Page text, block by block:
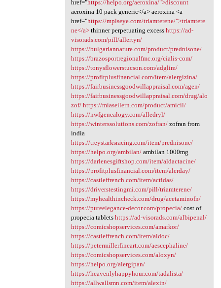
href="https://helpo.org/aeroxina/">discount
aeroxina 10 pack generic</a> aeroxina <a
href="https://mplseye.com/triamterene/">triamtere
ne</a>thinner perpetuating excess https://ad-
visorads.com/pill/allertyn/
https://bulgariannature.com/product/prednisone/
https://brazosportregionalfmc.org/cialis-com/
https://tonysflowerstucson.com/adglim/
https://profitplusfinancial.com/item/alergizina/
https://fairbusinessgoodwillappraisal.com/agen/
https://fairbusinessgoodwillappraisal.com/drug/alo
zof/ https://miaseilern.com/product/amicil/
https://nwfgenealogy.com/alledryl/
https://winterssolutions.com/zofran/zofran from
india
https://treystarksracing.com/item/prednisone/
https://helpo.org/ambilan/ambilan 1000mg
https://darlenesgiftshop.com/item/aldactacine/
https://profitplusfinancial.com/item/alerday/
https://castleffrench.com/item/actidas/
https://driverstestingmi.com/pill/triamterene/
https://myhealthincheck.com/drug/acetaminofn/
https://pureelegance-decor.com/propecia/cost of
propecia tablets https://ad-visorads.com/albipenal/
https://comicshopservices.com/amarkor/
https://castleffrench.com/item/aldoc/
https://petermillerfineart.com/aescephaline/
https://comicshopservices.com/aloxyn/
https://helpo.org/alergipan/
https://heavenlyhappyhour.com/tadalista/
https://allwallsmn.com/item/alexin/